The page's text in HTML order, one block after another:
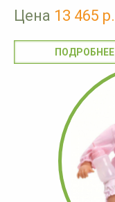
Цена 13 465 р.
ПОДРОБНЕЕ